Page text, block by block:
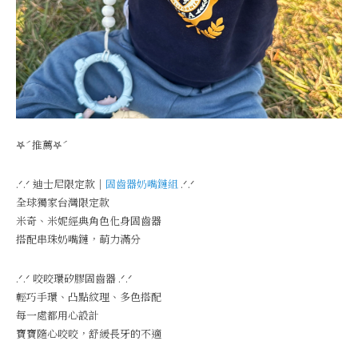
𖤐ˊ推薦𖤐ˊ
.ᐟ‪‪.ᐟ 迪士尼限定款｜ 固齒器奶嘴鏈組 .ᐟ‪‪.ᐟ
全球獨家台灣限定款
米奇、米妮經典角色化身固齒器
搭配串珠奶嘴鏈，萌力滿分
.ᐟ‪‪.ᐟ 咬咬環矽膠固齒器 .ᐟ‪‪.ᐟ
輕巧手環、凸點紋理、多色搭配
每一處都用心設計
寶寶隨心咬咬，舒緩長牙的不適